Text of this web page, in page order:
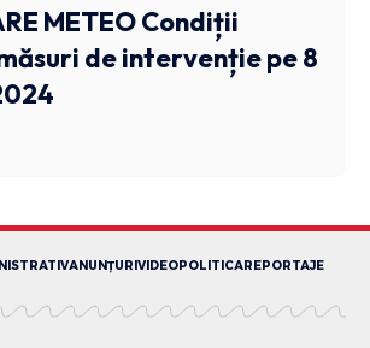
METEOCondiții
de intervenție pe 8
ANUNȚURIVIDEOPOLITICAREPORTAJE